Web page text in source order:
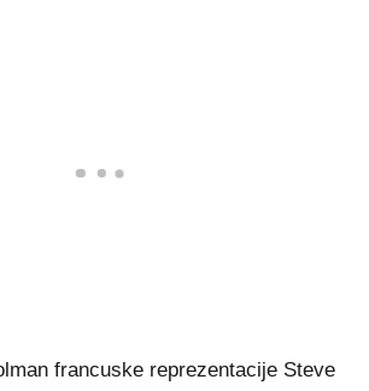
francuske reprezentacije Steve